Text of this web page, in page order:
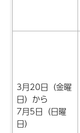
3月20日（金曜
日）から
7月5日（日曜
日）